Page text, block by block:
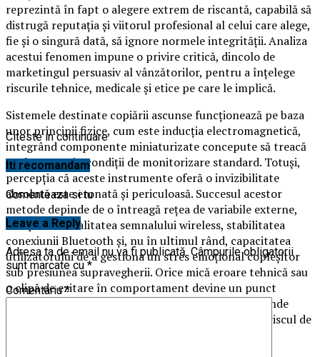
reprezintă în fapt o alegere extrem de riscantă, capabilă să
distrugă reputația și viitorul profesional al celui care alege,
fie și o singură dată, să ignore normele integrității. Analiza
acestui fenomen impune o privire critică, dincolo de
marketingul persuasiv al vânzătorilor, pentru a înțelege
riscurile tehnice, medicale și etice pe care le implică.
Sistemele destinate copiării ascunse funcționează pe baza
unor principii fizice, cum este inducția electromagnetică,
integrând componente miniaturizate concepute să treacă
neobservate în condiții de monitorizare standard. Totuși,
percepția că aceste instrumente oferă o invizibilitate
absolută este eronată și periculoasă. Succesul acestor
metode depinde de o întreagă rețea de variabile externe,
începând cu calitatea semnalului wireless, stabilitatea
conexiunii Bluetooth și, nu în ultimul rând, capacitatea
utilizatorului de a gestiona un stres emoțional copleșitor
sub presiunea supravegherii. Orice mică eroare tehnică sau
o clipă de ezitare în comportament devine un punct
vulnerabil, iar în contextul examenelor moderne, unde
tehnologia de monitorizare a evoluat semnificativ, riscul de
Citeste in continuare
Iti recomandam
Comenteaza si tu
Leave a Reply
Adresa ta de email nu va fi publicată. Câmpurile obligatorii
sunt marcate cu*
Comentariu*